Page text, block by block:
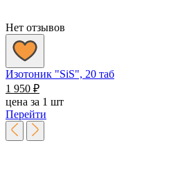
Нет отзывов
Изотоник "SiS", 20 таб
1 950 ₽
цена за 1 шт
Перейти